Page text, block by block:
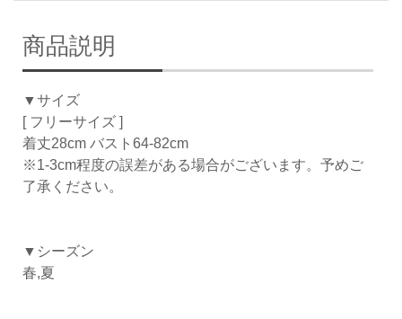
商品説明
▼サイズ
[ フリーサイズ ]
着丈28cm バスト64-82cm
※1-3cm程度の誤差がある場合がございます。予めご
了承ください。
▼シーズン
春,夏